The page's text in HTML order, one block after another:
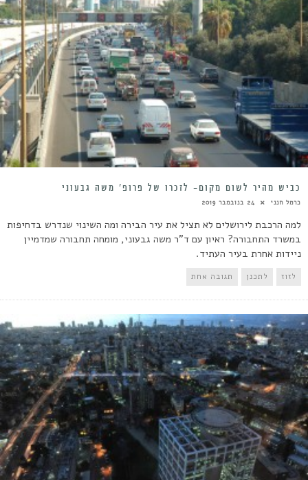
כביש מהיר לשום מקום- לזכרו של פרופ’ משה גבעוני
כרמל חנני 24 בנובמבר 2019
למה הרכבת לירושלים לא תציל את עיר הבירה ומה השינוי שנדרש בדחיפות
במשרד התחבורה? ראיון עם ד"ר משה גבעוני, מומחה תחבורה שמדמיין
ניידות אחרת בעיר העתיד.
לזוז לתכנן תגובה אחת